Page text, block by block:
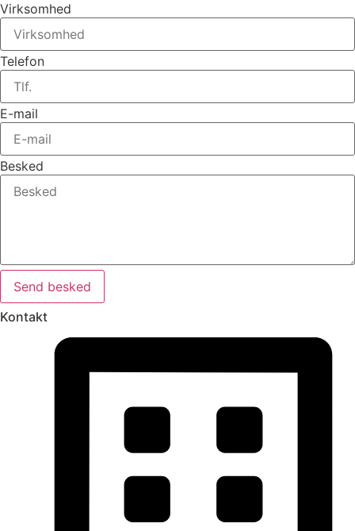
Virksomhed
Telefon
E-mail
Besked
Send besked
Kontakt